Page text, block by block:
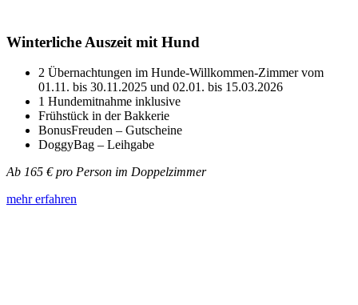
Winterliche Auszeit mit Hund
2 Übernachtungen im Hunde-Willkommen-Zimmer vom
01.11. bis 30.11.2025 und 02.01. bis 15.03.2026
1 Hundemitnahme inklusive
Frühstück in der Bakkerie
BonusFreuden – Gutscheine
DoggyBag – Leihgabe
Ab 165 € pro Person im Doppelzimmer
mehr erfahren